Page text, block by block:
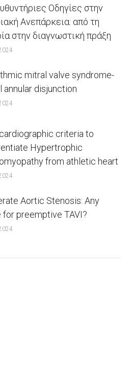
Οδηγίες στην
Ανεπάρκεια: από τη
στην διαγνωστική πράξη
mitral valve syndrome-
annular disjunction
criteria to
Hypertrophic
from athletic heart
Aortic Stenosis: Any
for preemptive TAVI?